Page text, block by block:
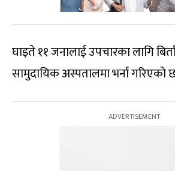
घाइते ११ जनालाई उपचारका लागि
सामुदायिक अस्पतालमा भर्ना गरिएको